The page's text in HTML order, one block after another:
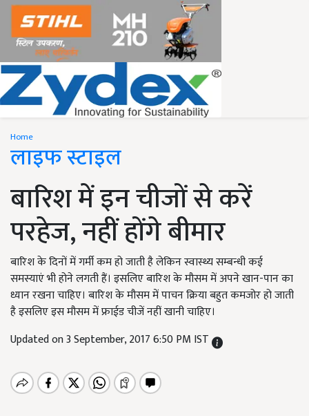
Home
लाइफ स्टाइल
बारिश में इन चीजों से करें
परहेज, नहीं होंगे बीमार
बारिश के दिनों में गर्मी कम हो जाती है लेकिन स्वास्थ्य सम्बन्धी कई
समस्याएं भी होने लगती हैं। इसलिए बारिश के मौसम में अपने खान-पान का
ध्यान रखना चाहिए। बारिश के मौसम में पाचन क्रिया बहुत कमजोर हो जाती
है इसलिए इस मौसम में फ्राईड चीजें नहीं खानी चाहिए।
Updated on 3 September, 2017 6:50 PM IST